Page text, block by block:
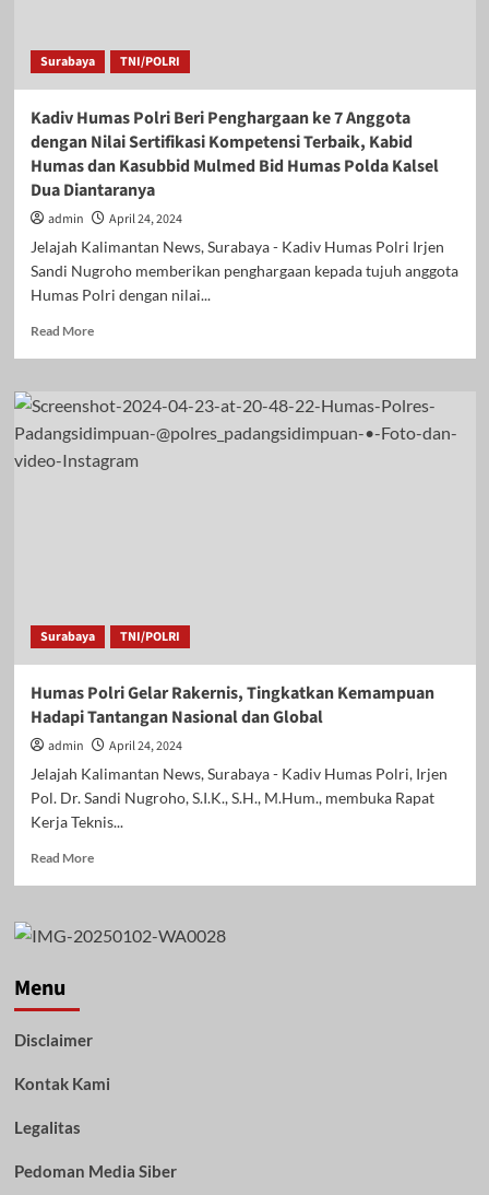
Surabaya TNI/POLRI
Kadiv Humas Polri Beri Penghargaan ke 7 Anggota
dengan Nilai Sertifikasi Kompetensi Terbaik, Kabid
Humas dan Kasubbid Mulmed Bid Humas Polda Kalsel
Dua Diantaranya
admin
April 24, 2024
Jelajah Kalimantan News, Surabaya - Kadiv Humas Polri Irjen
Sandi Nugroho memberikan penghargaan kepada tujuh anggota
Humas Polri dengan nilai...
Read MoreRead
Humas
Polri
Penghargaan
Terbaik,
dan
Kasubbid
Mulmed
Humas
Polda
Kalsel
Diantaranya
Surabaya TNI/POLRI
Humas Polri Gelar Rakernis, Tingkatkan Kemampuan
Hadapi Tantangan Nasional dan Global
admin
April 24, 2024
Jelajah Kalimantan News, Surabaya - Kadiv Humas Polri, Irjen
Pol. Dr. Sandi Nugroho, S.I.K., S.H., M.Hum., membuka Rapat
Kerja Teknis...
Read MoreRead
Polri
Hadapi
Nasional
Menu
Disclaimer
Kontak Kami
Legalitas
Pedoman Media Siber